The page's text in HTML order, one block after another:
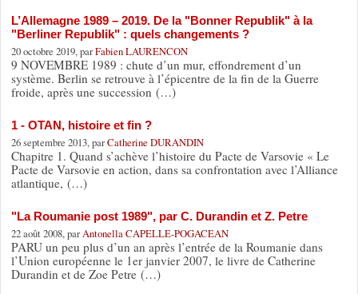
L’Allemagne 1989 – 2019. De la "Bonner Republik" à la
"Berliner Republik" : quels changements ?
20 octobre 2019, parFabien LAURENCON
9 NOVEMBRE 1989 : chute d’un mur, effondrement d’un
système. Berlin se retrouve à l’épicentre de la fin de la Guerre
froide, après une succession (…)
1 - OTAN, histoire et fin ?
26 septembre 2013, parCatherine DURANDIN
Chapitre 1. Quand s’achève l’histoire du Pacte de Varsovie « Le
Pacte de Varsovie en action, dans sa confrontation avec l’Alliance
atlantique, (…)
"La Roumanie post 1989", par C. Durandin et Z. Petre
22 août 2008, parAntonella CAPELLE-POGACEAN
PARU un peu plus d’un an après l’entrée de la Roumanie dans
l’Union européenne le 1er janvier 2007, le livre de Catherine
Durandin et de Zoe Petre (…)